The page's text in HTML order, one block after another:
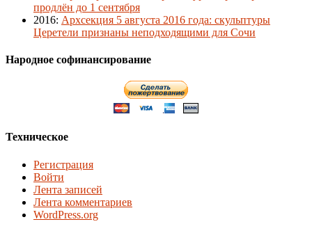
продлён до 1 сентября
2016: Архсекция 5 августа 2016 года: скульптуры
Церетели признаны неподходящими для Сочи
Народное софинансирование
Техническое
Регистрация
Войти
Лента записей
Лента комментариев
WordPress.org